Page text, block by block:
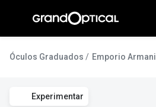
conteúdo
Óculos Graduados Emporio Armani
Experimentar